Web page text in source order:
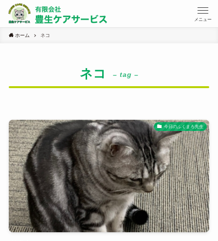
メニュー
ホーム ネコ
ネコ – tag –
今日のふくまろ先生